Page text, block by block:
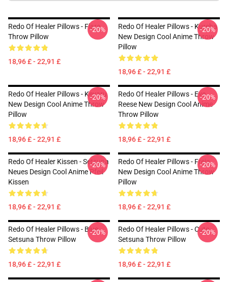
Redo Of Healer Pillows - Flare
Throw Pillow
18,96 £ - 22,91 £
-20%
Redo Of Healer Pillows - Kureha
New Design Cool Anime Throw
Pillow
18,96 £ - 22,91 £
-20%
Redo Of Healer Pillows - Keyaru
New Design Cool Anime Throw
Pillow
18,96 £ - 22,91 £
-20%
Redo Of Healer Pillows - Eve
Reese New Design Cool Anime
Throw Pillow
18,96 £ - 22,91 £
-20%
Redo Of Healer Kissen - Setsuna
Neues Design Cool Anime Pfeil
Kissen
18,96 £ - 22,91 £
-20%
Redo Of Healer Pillows - Freia
New Design Cool Anime Throw
Pillow
18,96 £ - 22,91 £
-20%
Redo Of Healer Pillows - Blue
Setsuna Throw Pillow
18,96 £ - 22,91 £
-20%
Redo Of Healer Pillows - Cute
Setsuna Throw Pillow
18,96 £ - 22,91 £
-20%